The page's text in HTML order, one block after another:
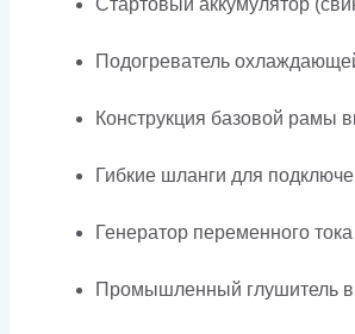
Подогреватель
Конструкция базовой рамы
Гибкие шланги для
Генератор переменного
Промышленный глушитель